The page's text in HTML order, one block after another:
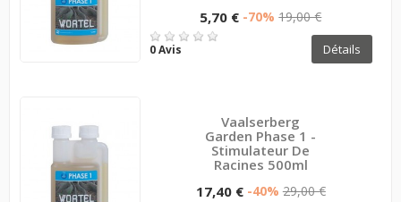
5,70 € -70% 19,00 €
0 Avis Détails
Vaalserberg
Garden Phase 1 -
Stimulateur De
Racines 500ml
17,40 € -40% 29,00 €